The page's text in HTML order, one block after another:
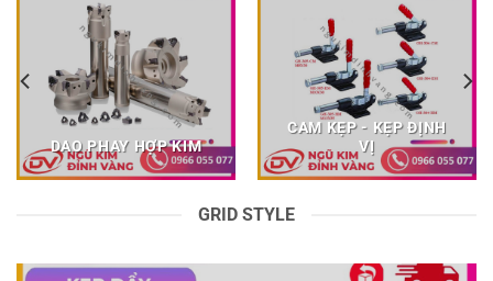
DAO PHAY HỢP KIM
CAM KẸP - KẸP ĐỊNH
VỊ
GRID STYLE